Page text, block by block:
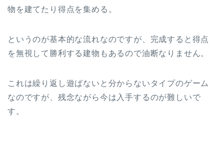
物を建てたり得点を集める。
というのが基本的な流れなのですが、完成すると得点
を無視して勝利する建物もあるので油断なりません。
これは繰り返し遊ばないと分からないタイプのゲーム
なのですが、残念ながら今は入手するのが難しいで
す。